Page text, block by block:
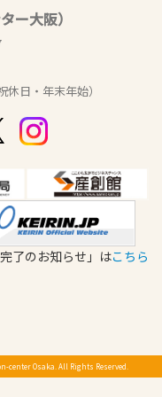
ー大阪）
日・年末年始）
了のお知らせ」はこちら
center Osaka. All Rights Reserved.